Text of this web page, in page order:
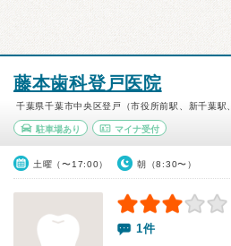
藤本歯科登戸医院
千葉県千葉市中央区登戸（市役所前駅、新千葉駅
駐車場あり マイナ受付
土曜（〜17:00） 朝（8:30〜）
1件